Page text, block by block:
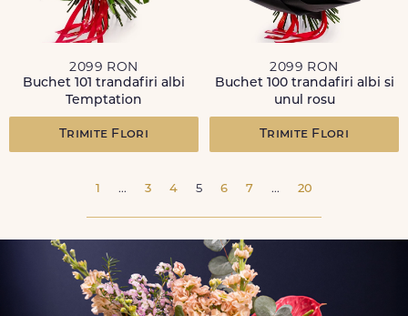
2099 RON
Buchet 101 trandafiri albi
Temptation
Trimite Flori
2099 RON
Buchet 100 trandafiri albi si
unul rosu
Trimite Flori
1 ... 3 4 5 6 7 ... 20